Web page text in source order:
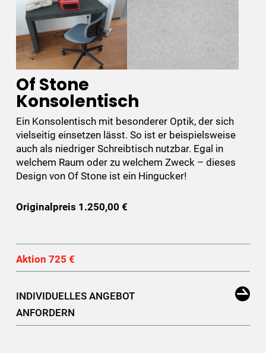
Of Stone
Konsolentisch
Ein Konsolentisch mit besonderer Optik, der sich
vielseitig einsetzen lässt. So ist er beispielsweise
auch als niedriger Schreibtisch nutzbar. Egal in
welchem Raum oder zu welchem Zweck – dieses
Design von Of Stone ist ein Hingucker!
Originalpreis 1.250,00 €
Aktion 725 €
INDIVIDUELLES ANGEBOT
ANFORDERN